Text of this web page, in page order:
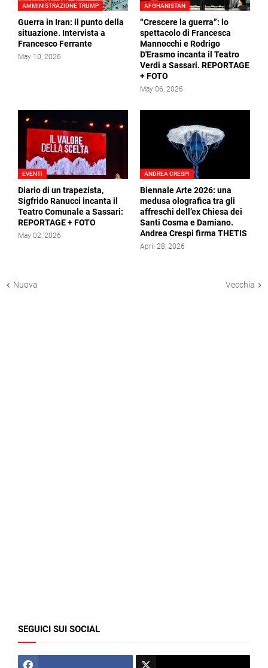
AMMINISTRAZIONE TRUMP
Guerra in Iran: il punto della
situazione. Intervista a
Francesco Ferrante
May 10, 2026
AFGHANISTAN
“Crescere la guerra”: lo
spettacolo di Francesca
Mannocchi e Rodrigo
D'Erasmo incanta il Teatro
Verdi a Sassari. REPORTAGE
+ FOTO
May 06, 2026
EVENTI
Diario di un trapezista,
Sigfrido Ranucci incanta il
Teatro Comunale a Sassari:
REPORTAGE + FOTO
May 02, 2026
ANDREA CRESPI
Biennale Arte 2026: una
medusa olografica tra gli
affreschi dell’ex Chiesa dei
Santi Cosma e Damiano.
Andrea Crespi firma THETIS
April 28, 2026
Nuova Vecchia
SEGUICI SUI SOCIAL